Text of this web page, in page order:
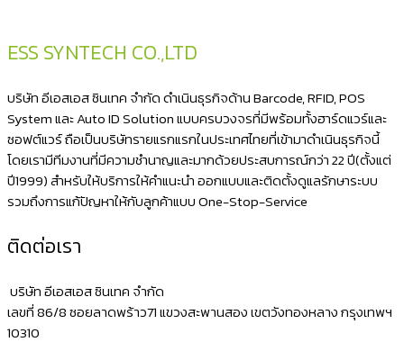
เครื่อง
รับ
แอป
Delivery
ต่างๆ
ESS SYNTECH CO.,LTD
บริษัท อีเอสเอส ซินเทค จำกัด ดำเนินธุรกิจด้าน Barcode, RFID, POS
System และ Auto ID Solution แบบครบวงจรที่มีพร้อมทั้งฮาร์ดแวร์และ
ซอฟต์แวร์ ถือเป็นบริษัทรายแรกแรกในประเทศไทยที่เข้ามาดำเนินธุรกิจนี้
โดยเรามีทีมงานที่มีความชำนาญและมากด้วยประสบการณ์กว่า 22 ปี(ตั้งแต่
ปี1999) สำหรับให้บริการให้คำแนะนำ ออกแบบและติดตั้งดูแลรักษาระบบ
รวมถึงการแก้ปัญหาให้กับลูกค้าแบบ One-Stop-Service
ติดต่อเรา
บริษัท อีเอสเอส ซินเทค จำกัด
เลขที่ 86/8 ซอยลาดพร้าว71 แขวงสะพานสอง เขตวังทองหลาง กรุงเทพฯ
10310